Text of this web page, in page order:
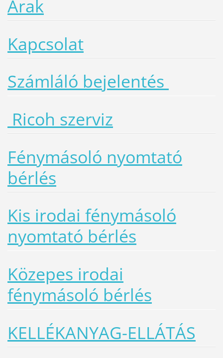
Árak
Kapcsolat
Számláló bejelentés
Ricoh szerviz
Fénymásoló nyomtató
bérlés
Kis irodai fénymásoló
nyomtató bérlés
Közepes irodai
fénymásoló bérlés
KELLÉKANYAG-ELLÁTÁS